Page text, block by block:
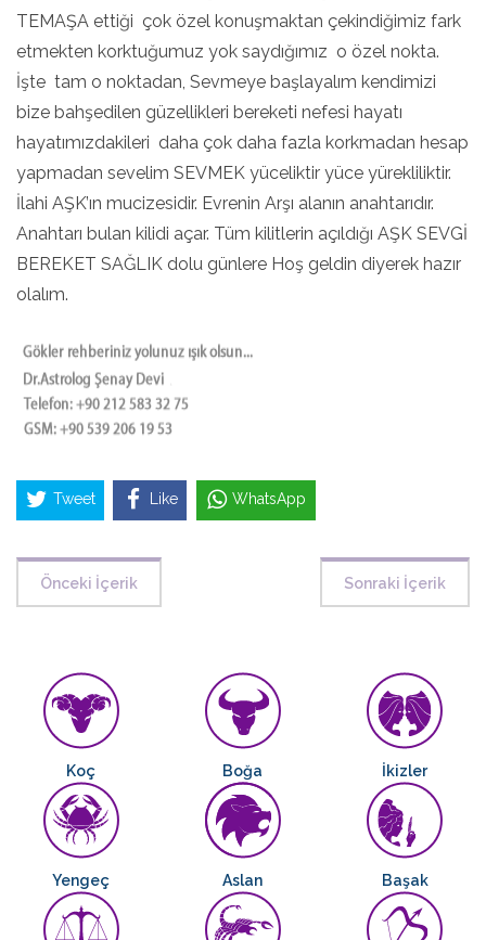
TEMAŞA ettiği çok özel konuşmaktan çekindiğimiz fark
etmekten korktuğumuz yok saydığımız o özel nokta.
İşte tam o noktadan, Sevmeye başlayalım kendimizi
bize bahşedilen güzellikleri bereketi nefesi hayatı
hayatımızdakileri daha çok daha fazla korkmadan hesap
yapmadan sevelim SEVMEK yüceliktir yüce yürekliliktir.
İlahi AŞK’ın mucizesidir. Evrenin Arşı alanın anahtarıdır.
Anahtarı bulan kilidi açar. Tüm kilitlerin açıldığı AŞK SEVGİ
BEREKET SAĞLIK dolu günlere Hoş geldin diyerek hazır
olalım.
Tweet Like WhatsApp
Önceki İçerik Sonraki İçerik
Koç Boğa İkizler
Yengeç Aslan Başak